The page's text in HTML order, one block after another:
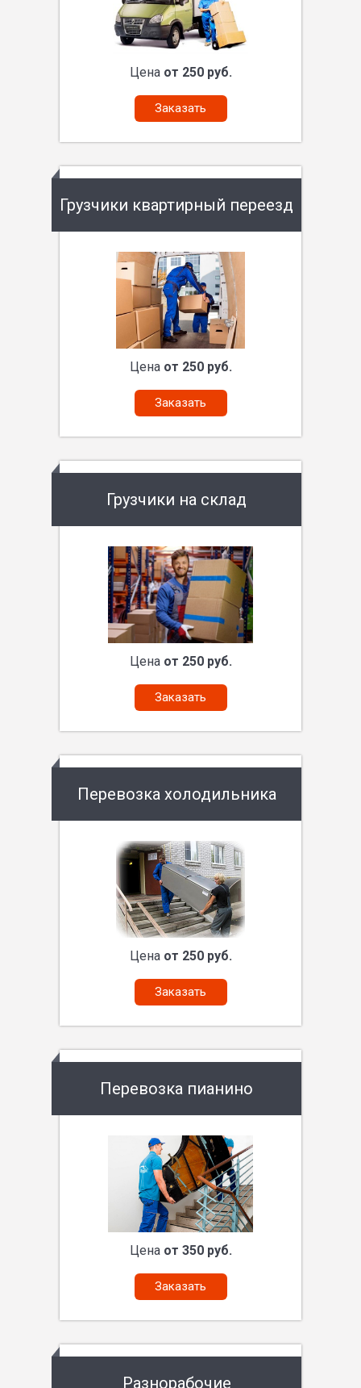
Цена от 250 руб.
Заказать
Грузчики квартирный переезд
Цена от 250 руб.
Заказать
Грузчики на склад
Цена от 250 руб.
Заказать
Перевозка холодильника
Цена от 250 руб.
Заказать
Перевозка пианино
Цена от 350 руб.
Заказать
Разнорабочие